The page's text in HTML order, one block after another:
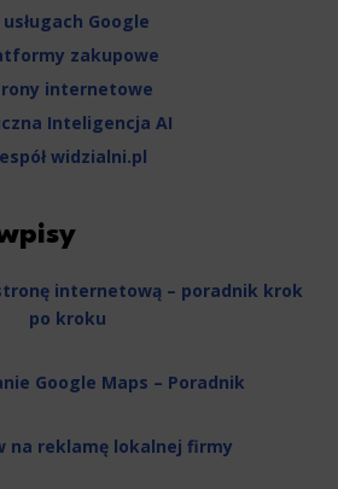
usługach Google
zakupowe
internetowe
Inteligencja AI
widzialni.pl
internetową – poradnik krok
po kroku
Google Maps – Poradnik
na reklamę lokalnej firmy